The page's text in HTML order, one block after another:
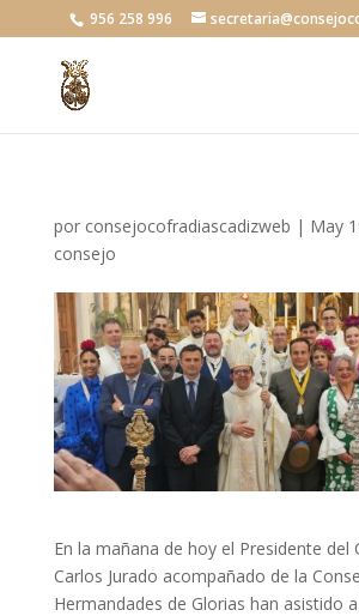
956 258 996
por consejocofradiascadizweb | May
consejo
En la mañana de hoy el Presidente del
Carlos Jurado acompañado de la
Hermandades de Glorias han asistido